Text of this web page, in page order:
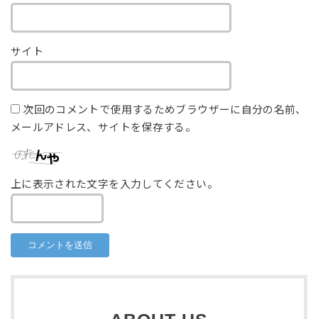
サイト
次回のコメントで使用するためブラウザーに自分の名前、
メールアドレス、サイトを保存する。
上に表示された文字を入力してください。